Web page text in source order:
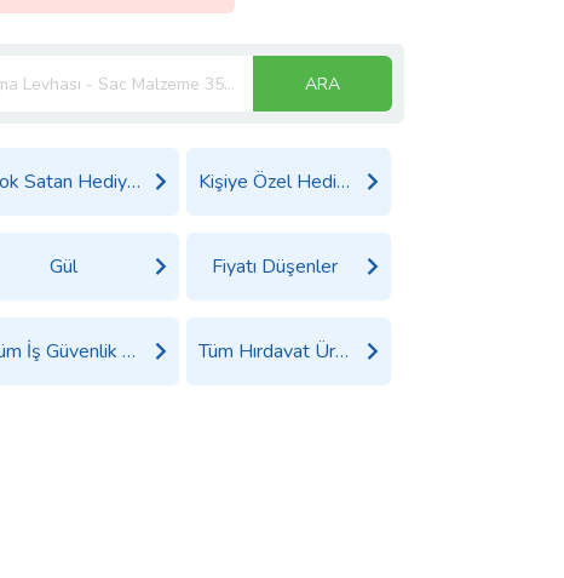
ARA
Çok Satan Hediyeler Kişiye Özel Hediyeler
Gül Fiyatı Düşenler
Tüm İş Güvenlik Ürünleri Ürünleri Tüm Hırdavat Ürünleri